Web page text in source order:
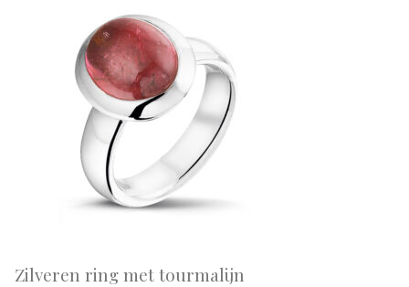
Zilveren ring met tourmalijn